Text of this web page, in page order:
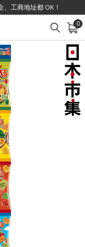
、工商地址都 OK！
0
查看